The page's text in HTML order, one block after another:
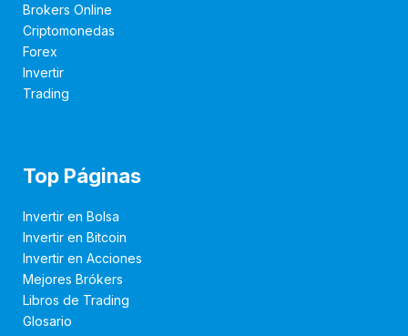
Brokers Online
Criptomonedas
Forex
Invertir
Trading
Top Páginas
Invertir en Bolsa
Invertir en Bitcoin
Invertir en Acciones
Mejores Brókers
Libros de Trading
Glosario